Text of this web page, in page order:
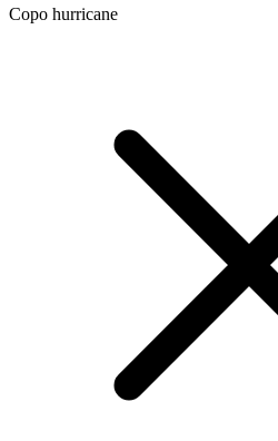
Copo hurricane